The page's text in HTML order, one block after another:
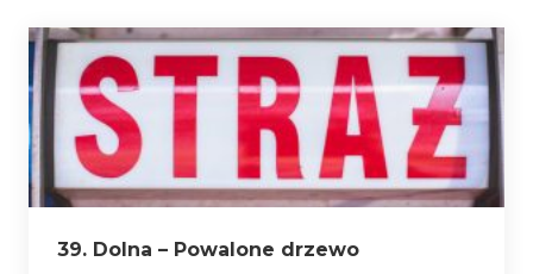
39. Dolna – Powalone drzewo